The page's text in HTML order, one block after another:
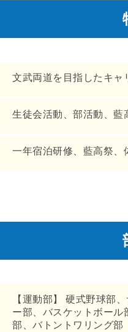
文武両道を目指したキャ
生徒会活動、部活動、藍
一年宿泊研修、藍高祭、
【運動部】 硬式野球部
ー部、バスケットボー
部、バトントワリング部